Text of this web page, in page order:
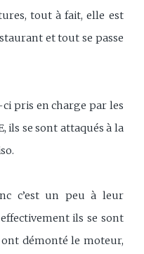
tout à fait, elle est
et tout se passe
pris en charge par les
ils se sont attaqués à la
c’est un peu à leur
ils se sont
démonté le moteur,